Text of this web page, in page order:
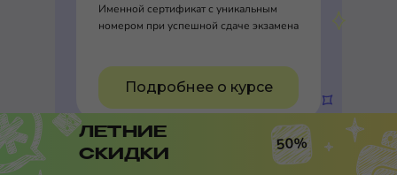
Именной сертификат с уникальным
номером при успешной сдаче экзамена
Подробнее о курсе
DevOps-инженер с
ЛЕТНИЕ
СКИДКИ
50%